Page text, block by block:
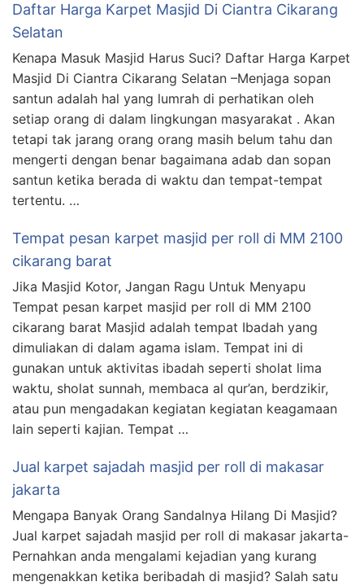
Daftar Harga Karpet Masjid Di Ciantra Cikarang
Selatan
Kenapa Masuk Masjid Harus Suci? Daftar Harga Karpet
Masjid Di Ciantra Cikarang Selatan –Menjaga sopan
santun adalah hal yang lumrah di perhatikan oleh
setiap orang di dalam lingkungan masyarakat . Akan
tetapi tak jarang orang orang masih belum tahu dan
mengerti dengan benar bagaimana adab dan sopan
santun ketika berada di waktu dan tempat-tempat
tertentu. …
Tempat pesan karpet masjid per roll di MM 2100
cikarang barat
Jika Masjid Kotor, Jangan Ragu Untuk Menyapu
Tempat pesan karpet masjid per roll di MM 2100
cikarang barat Masjid adalah tempat Ibadah yang
dimuliakan di dalam agama islam. Tempat ini di
gunakan untuk aktivitas ibadah seperti sholat lima
waktu, sholat sunnah, membaca al qur’an, berdzikir,
atau pun mengadakan kegiatan kegiatan keagamaan
lain seperti kajian. Tempat …
Jual karpet sajadah masjid per roll di makasar
jakarta
Mengapa Banyak Orang Sandalnya Hilang Di Masjid?
Jual karpet sajadah masjid per roll di makasar jakarta-
Pernahkan anda mengalami kejadian yang kurang
mengenakkan ketika beribadah di masjid? Salah satu